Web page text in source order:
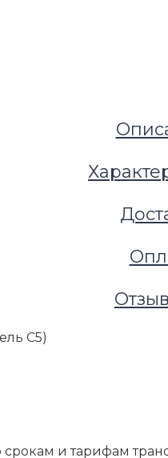
C5)
и тарифам